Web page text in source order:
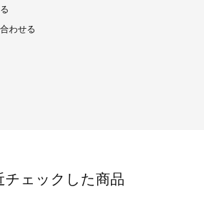
わせる
チェックした商品